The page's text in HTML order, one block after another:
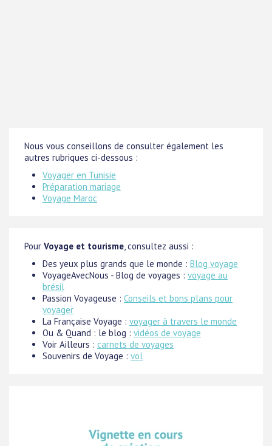
Nous vous conseillons de consulter également les
autres rubriques ci-dessous :
Voyager en Tunisie
Préparation mariage
Voyage Maroc
Pour Voyage et tourisme, consultez aussi :
Des yeux plus grands que le monde : Blog voyage
VoyageAvecNous - Blog de voyages : voyage au
brésil
Passion Voyageuse : Conseils et bons plans pour
voyager
La Française Voyage : voyager à travers le monde
Ou & Quand : le blog : vidéos de voyage
Voir Ailleurs : carnets de voyages
Souvenirs de Voyage : vol